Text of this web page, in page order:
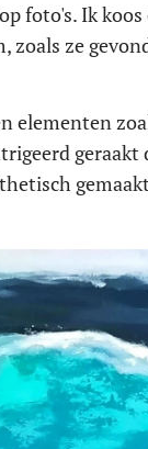
foto's. Ik
ze
elementen